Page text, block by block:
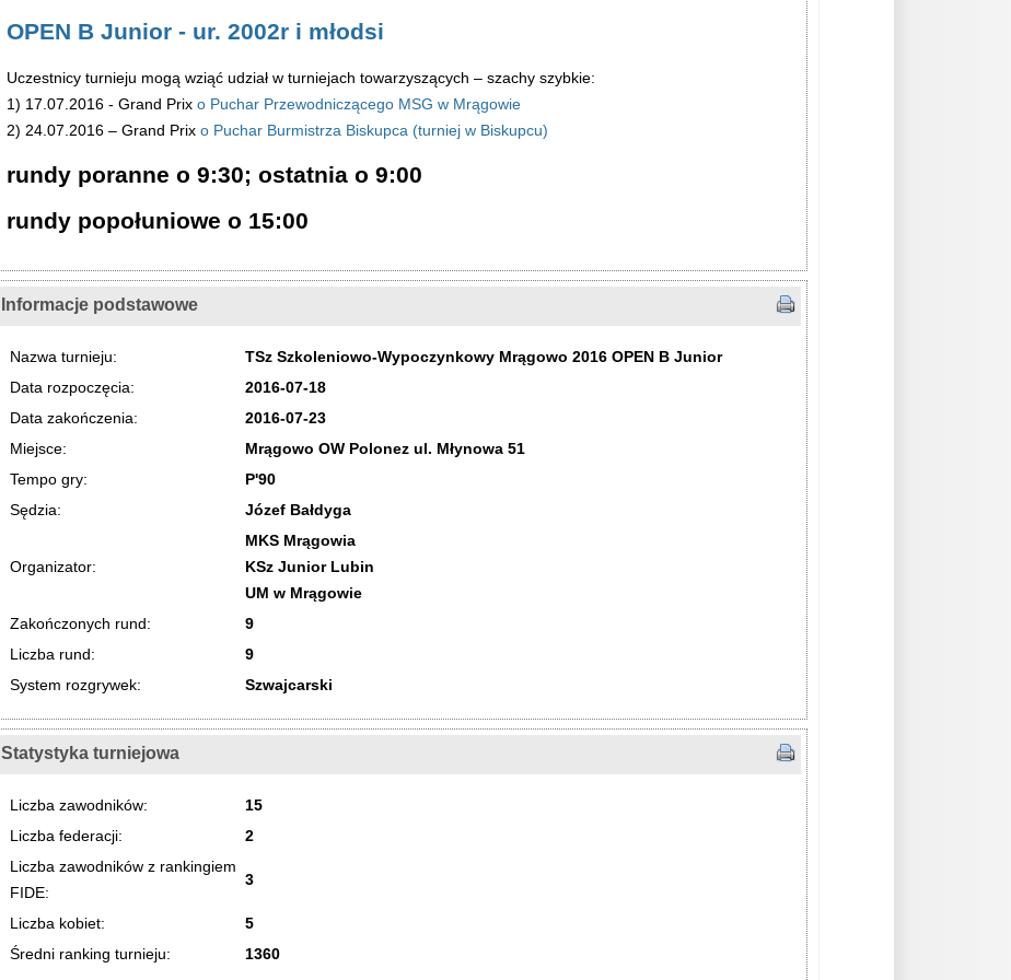
OPEN B Junior - ur. 2002r i młodsi
Uczestnicy turnieju mogą wziąć udział w turniejach towarzyszących – szachy szybkie:
1) 17.07.2016 - Grand Prix o Puchar Przewodniczącego MSG w Mrągowie
2) 24.07.2016 – Grand Prix o Puchar Burmistrza Biskupca (turniej w Biskupcu)
rundy poranne o 9:30; ostatnia o 9:00
rundy popołuniowe o 15:00
Informacje podstawowe
Nazwa turnieju:
TSz Szkoleniowo-Wypoczynkowy Mrągowo 2016 OPEN B Junior
Data rozpoczęcia:
2016-07-18
Data zakończenia:
2016-07-23
Miejsce:
Mrągowo OW Polonez ul. Młynowa 51
Tempo gry:
P'90
Sędzia:
Józef Bałdyga
Organizator:
MKS Mrągowia
KSz Junior Lubin
UM w Mrągowie
Zakończonych rund:
9
Liczba rund:
9
System rozgrywek:
Szwajcarski
Statystyka turniejowa
Liczba zawodników:
15
Liczba federacji:
2
Liczba zawodników z rankingiem
FIDE:
3
Liczba kobiet:
5
Średni ranking turnieju:
1360